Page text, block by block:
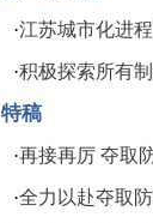
·江苏城市化进
·积极探索所有
特稿
·再接再厉 夺取
·全力以赴夺取